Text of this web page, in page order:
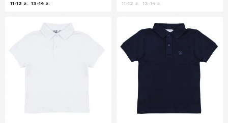
11-12 г.
13-14 г.
11-12 г.
13-14 г.